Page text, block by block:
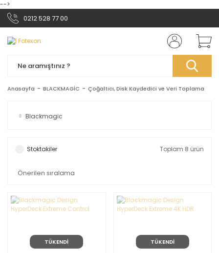
-->
0212 528 77 00
Anasayfa BLACKMAGİC Çoğaltıcı, Disk Kaydedici ve Veri Toplama
Blackmagic
Stoktakiler Toplam 8 ürün
TÜKENDİ TÜKENDİ